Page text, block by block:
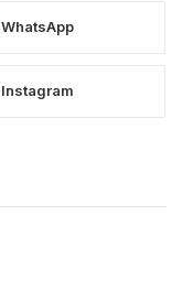
WhatsApp
Instagram